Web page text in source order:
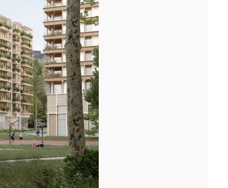
11/25
DÉMARRAGE : 250 LOGEMENTS ÉTUDIANTS,
RENNES
Lancement des études pour la réalisation d'une résidence de 250